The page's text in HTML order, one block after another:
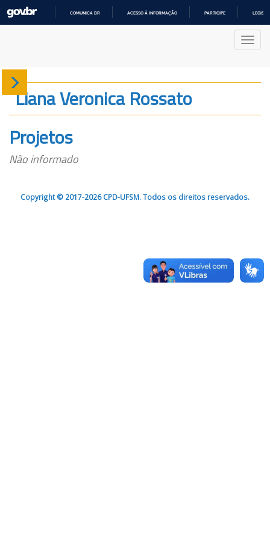
COMUNICA BR ACESSO À INFORMAÇÃO PARTICIPE
Sobre
Produção
Projetos
Liana Veronica Rossato
Projetos
Não informado
Copyright © 2017-2026 CPD-UFSM. Todos os direitos reservados.